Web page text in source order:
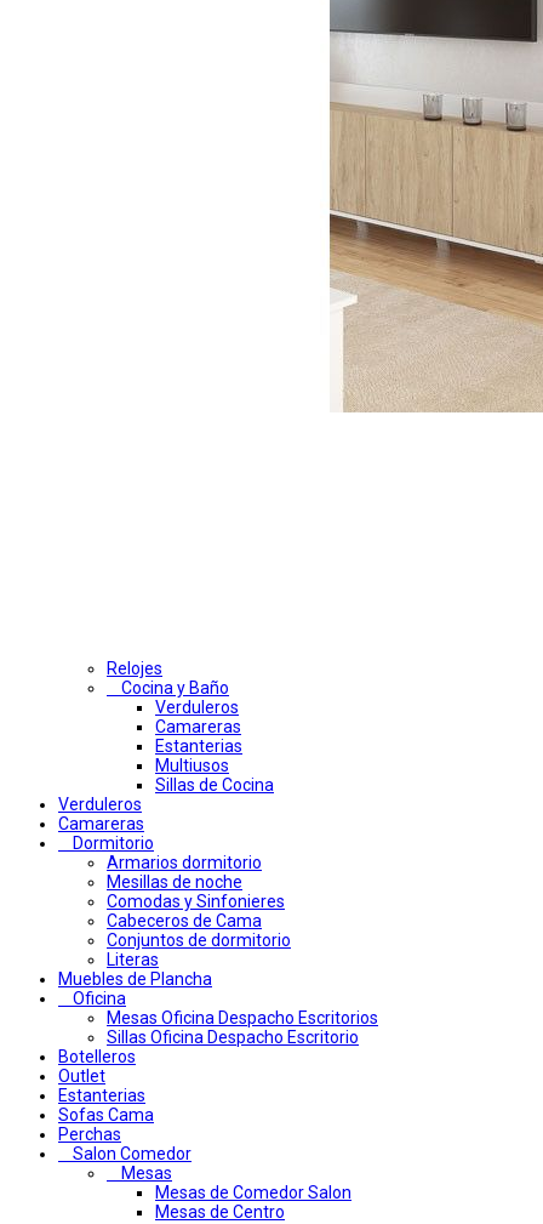
Relojes
Cocina y Baño
Verduleros
Camareras
Estanterias
Multiusos
Sillas de Cocina
Verduleros
Camareras
Dormitorio
Armarios dormitorio
Mesillas de noche
Comodas y Sinfonieres
Cabeceros de Cama
Conjuntos de dormitorio
Literas
Muebles de Plancha
Oficina
Mesas Oficina Despacho Escritorios
Sillas Oficina Despacho Escritorio
Botelleros
Outlet
Estanterias
Sofas Cama
Perchas
Salon Comedor
Mesas
Mesas de Comedor Salon
Mesas de Centro